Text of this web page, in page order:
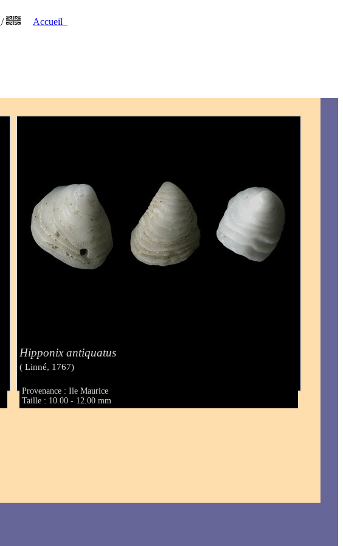
/ Accueil
Hipponix antiquatus
( Linné, 1767)
Provenance : Ile Maurice
Taille : 10.00 - 12.00 mm